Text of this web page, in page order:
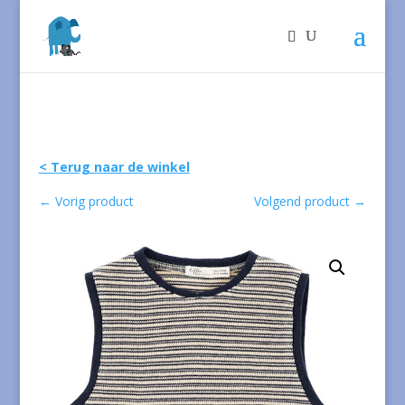
< Terug naar de winkel
← Vorig product Volgend product →